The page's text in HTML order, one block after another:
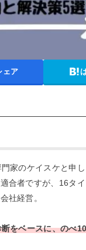
ェア
家のケイスケと申し
合者ですが、16タ
社経営。
をベースに、のべ